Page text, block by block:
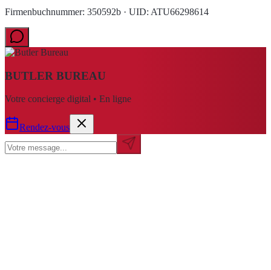
Firmenbuchnummer: 350592b · UID: ATU66298614
BUTLER BUREAU
Votre concierge digital • En ligne
Rendez-vous